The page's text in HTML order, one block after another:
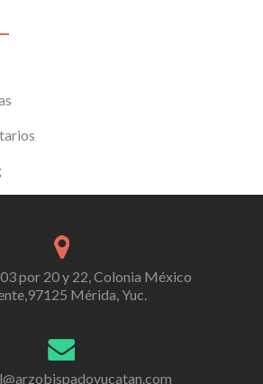
por 20 y 22, Colonia México
Mérida, Yuc.